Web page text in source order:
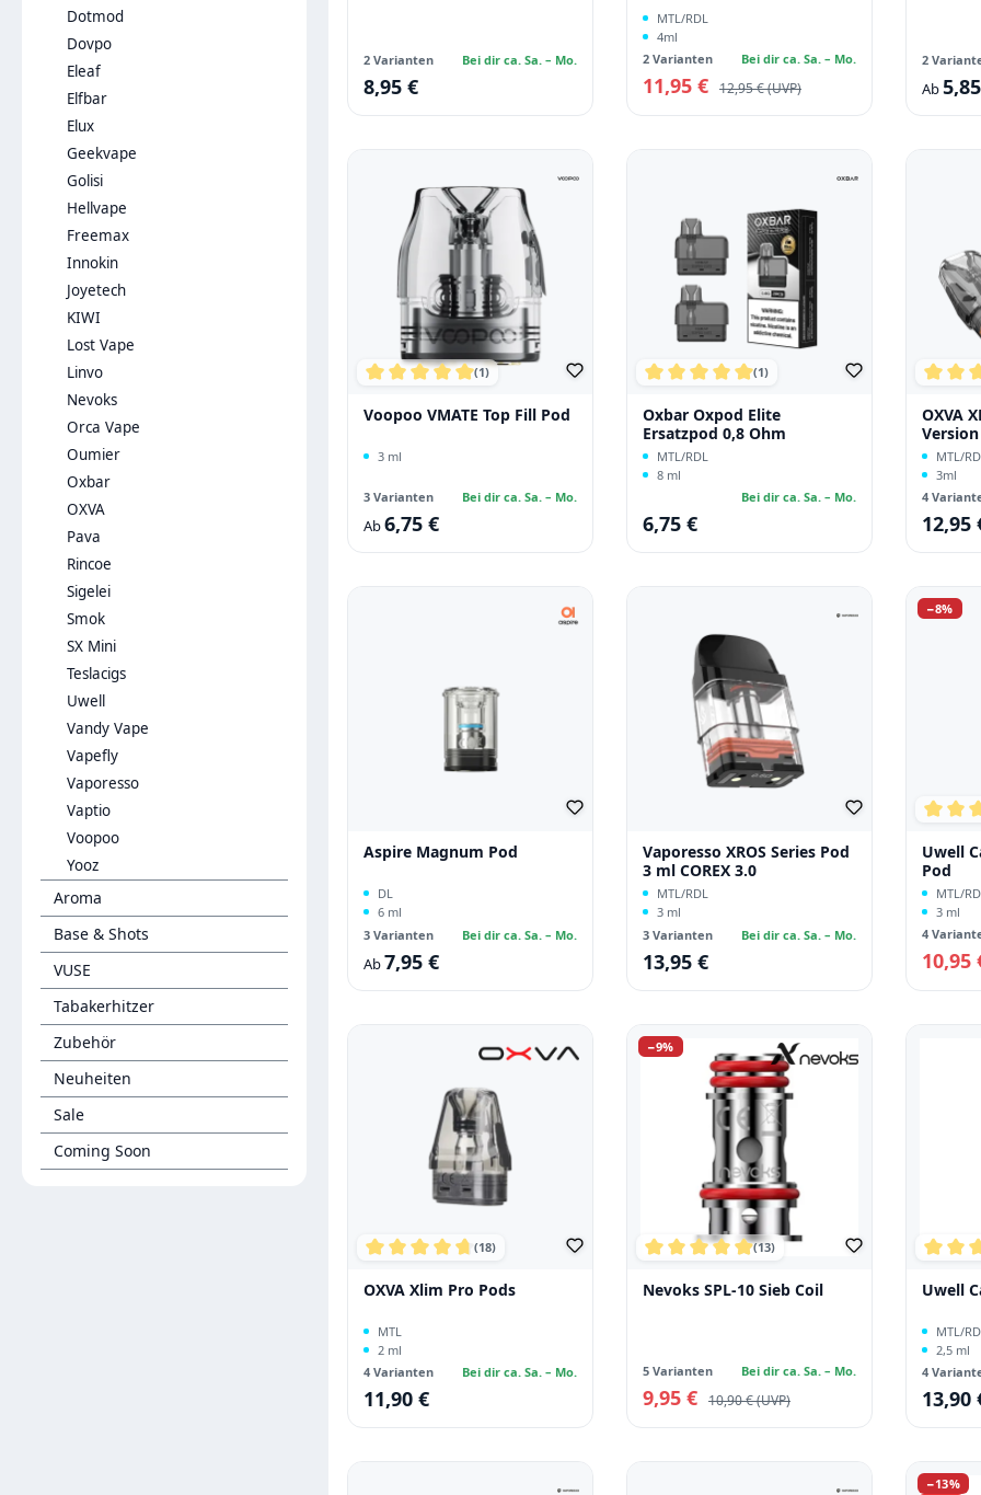
Dotmod
Dovpo
Eleaf
Elfbar
Elux
Geekvape
Golisi
Hellvape
Freemax
Innokin
Joyetech
KIWI
Lost Vape
Linvo
Nevoks
Orca Vape
Oumier
Oxbar
OXVA
Pava
Rincoe
Sigelei
Smok
SX Mini
Teslacigs
Uwell
Vandy Vape
Vapefly
Vaporesso
Vaptio
Voopoo
Yooz
Aroma
Base & Shots
VUSE
Tabakerhitzer
Zubehör
Neuheiten
Sale
Coming Soon
2 Varianten Bei dir ca. Sa. – Mo.
Regulärer Preis:
8,95 €
MTL/RDL
4ml
2 Varianten
Bei dir ca. Sa. – Mo.
Verkaufspreis:
11,95 € Regulärer Preis:
12,95 €
2
Ab
(1)
Voopoo VMATE Top Fill Pod
3 ml
3 Varianten Bei dir ca. Sa. – Mo.
Regulärer Preis:
Ab6,75 €
(1)
Oxbar Oxpod Elite
Ersatzpod 0,8 Ohm
MTL/RDL
8 ml
Bei dir ca. Sa. – Mo.
Regulärer Preis:
6,75 €
OXVA
Version
MTL/
3ml
4
12,95
Aspire Magnum Pod
DL
6 ml
3 Varianten
Bei dir ca. Sa. – Mo.
Regulärer Preis:
Ab7,95 €
Vaporesso XROS Series Pod
3 ml COREX 3.0
MTL/RDL
3 ml
3 Varianten
Bei dir ca. Sa. – Mo.
Regulärer Preis:
13,95 €
Rabatt
−8%
Uwell
Pod
MTL/
3 ml
4
10,95
(18)
OXVA Xlim Pro Pods
MTL
2 ml
4 Varianten
Bei dir ca. Sa. – Mo.
Regulärer Preis:
11,90 €
Rabatt
−9%
(13)
Nevoks SPL-10 Sieb Coil
5 Varianten Bei dir ca. Sa. – Mo.
Verkaufspreis:
9,95 € Regulärer Preis:
10,90 €
Uwell
MTL/
2,5 ml
4
13,90
Rabatt
−13%